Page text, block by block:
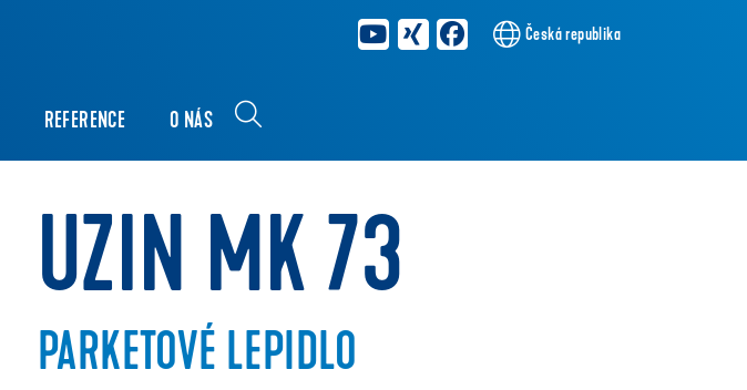
Česká republika
REFERENCE O NÁS
UZIN MK 73
PARKETOVÉ LEPIDLO